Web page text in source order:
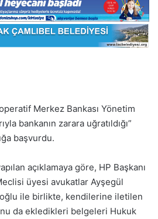
Merkez Bankası Yönetim
bankanın zarara uğratıldığı”
başvurdu.
açıklamaya göre, HP Başkanı
üyesi avukatlar Ayşegül
ile birlikte, kendilerine iletilen
da ekledikleri belgeleri Hukuk